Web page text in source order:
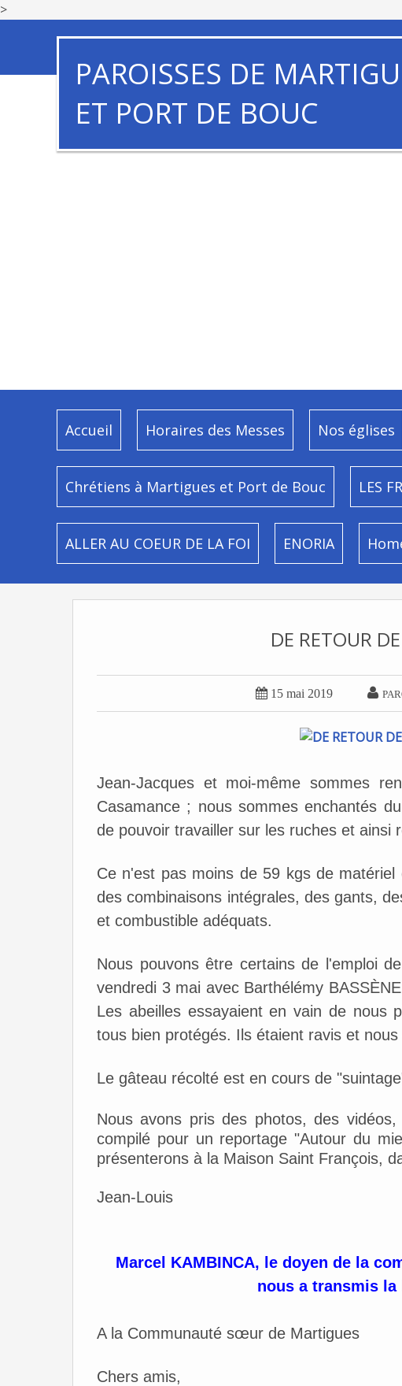
>
PAROISSES DE
ET PORT DE BOUC
Accueil Horaires des Messes Nos églises
Chrétiens à Martigues et Port de Bouc LES
ALLER AU COEUR DE LA FOI ENORIA
DE RETOUR
 15 mai 2019 
Jean-Jacques et moi-même sommes
Casamance ; nous sommes enchantés
de pouvoir travailler sur les ruches et ainsi
Ce n'est pas moins de 59 kgs de
des combinaisons intégrales, des gants,
et combustible adéquats.
Nous pouvons être certains de l'emploi
vendredi 3 mai avec Barthélémy
Les abeilles essayaient en vain de nous
tous bien protégés. Ils étaient ravis et
Le gâteau récolté est en cours de
Nous avons pris des photos, des
compilé pour un reportage "Autour du
présenterons à la Maison Saint François,
Jean-Louis
Marcel KAMBINCA, le doyen de la
nous a transmis
A la Communauté sœur de Martigues
Chers amis,